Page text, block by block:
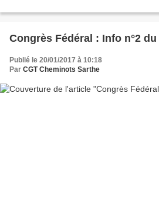
Congrès Fédéral : Info n°2
Publié le 20/01/2017 à 10:18
Par CGT Cheminots Sarthe